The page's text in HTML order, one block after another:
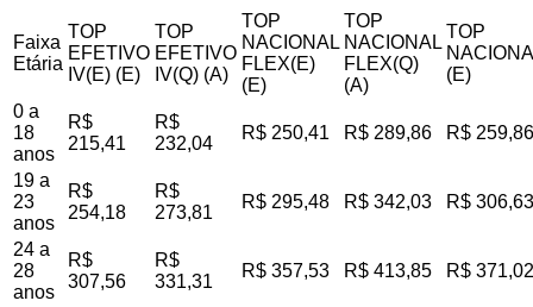
Faixa
Etária
TOP
EFETIVO
IV(E) (E)
TOP
EFETIVO
IV(Q) (A)
TOP
NACIONAL
FLEX(E)
(E)
TOP
NACIONAL
FLEX(Q)
(A)
TOP
(E)
0 a
18
anos
R$
215,41
R$
232,04
R$ 250,41 R$ 289,86 R$ 259,86
19 a
23
anos
R$
254,18
R$
273,81
R$ 295,48 R$ 342,03 R$ 306,63
24 a
28
anos
R$
307,56
R$
331,31
R$ 357,53 R$ 413,85 R$ 371,02